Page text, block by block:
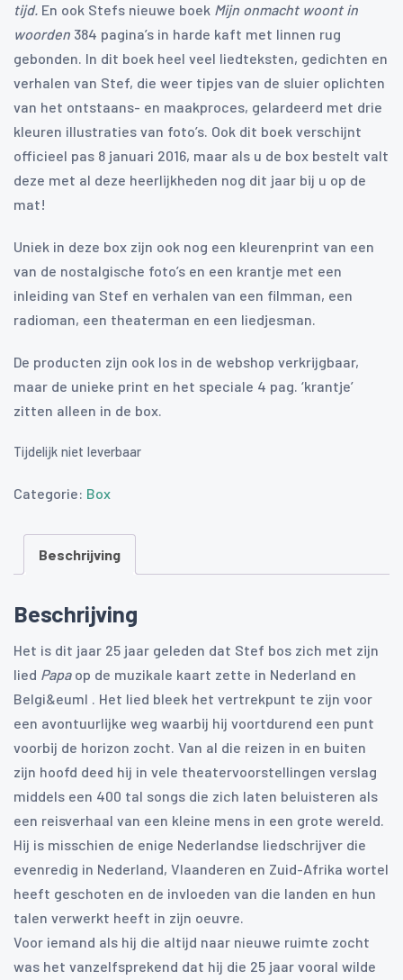
tijd. En ook Stefs nieuwe boek Mijn onmacht woont in
woorden 384 pagina’s in harde kaft met linnen rug
gebonden. In dit boek heel veel liedteksten, gedichten en
verhalen van Stef, die weer tipjes van de sluier oplichten
van het ontstaans- en maakproces, gelardeerd met drie
kleuren illustraties van foto’s. Ook dit boek verschijnt
officieel pas 8 januari 2016, maar als u de box bestelt valt
deze met al deze heerlijkheden nog dit jaar bij u op de
mat!
Uniek in deze box zijn ook nog een kleurenprint van een
van de nostalgische foto’s en een krantje met een
inleiding van Stef en verhalen van een filmman, een
radioman, een theaterman en een liedjesman.
De producten zijn ook los in de webshop verkrijgbaar,
maar de unieke print en het speciale 4 pag. ‘krantje’
zitten alleen in de box.
Tijdelijk niet leverbaar
Categorie: Box
Beschrijving
Beschrijving
Het is dit jaar 25 jaar geleden dat Stef bos zich met zijn
lied Papaop de muzikale kaart zette in Nederland en
Belgi&euml . Het lied bleek het vertrekpunt te zijn voor
een avontuurlijke weg waarbij hij voortdurend een punt
voorbij de horizon zocht. Van al die reizen in en buiten
zijn hoofd deed hij in vele theatervoorstellingen verslag
middels een 400 tal songs die zich laten beluisteren als
een reisverhaal van een kleine mens in een grote wereld.
Hij is misschien de enige Nederlandse liedschrijver die
evenredig in Nederland, Vlaanderen en Zuid-Afrika wortel
heeft geschoten en de invloeden van die landen en hun
talen verwerkt heeft in zijn oeuvre.
Voor iemand als hij die altijd naar nieuwe ruimte zocht
was het vanzelfsprekend dat hij die 25 jaar vooral wilde